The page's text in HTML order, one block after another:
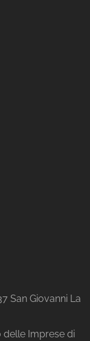
San Giovanni La
delle Imprese di